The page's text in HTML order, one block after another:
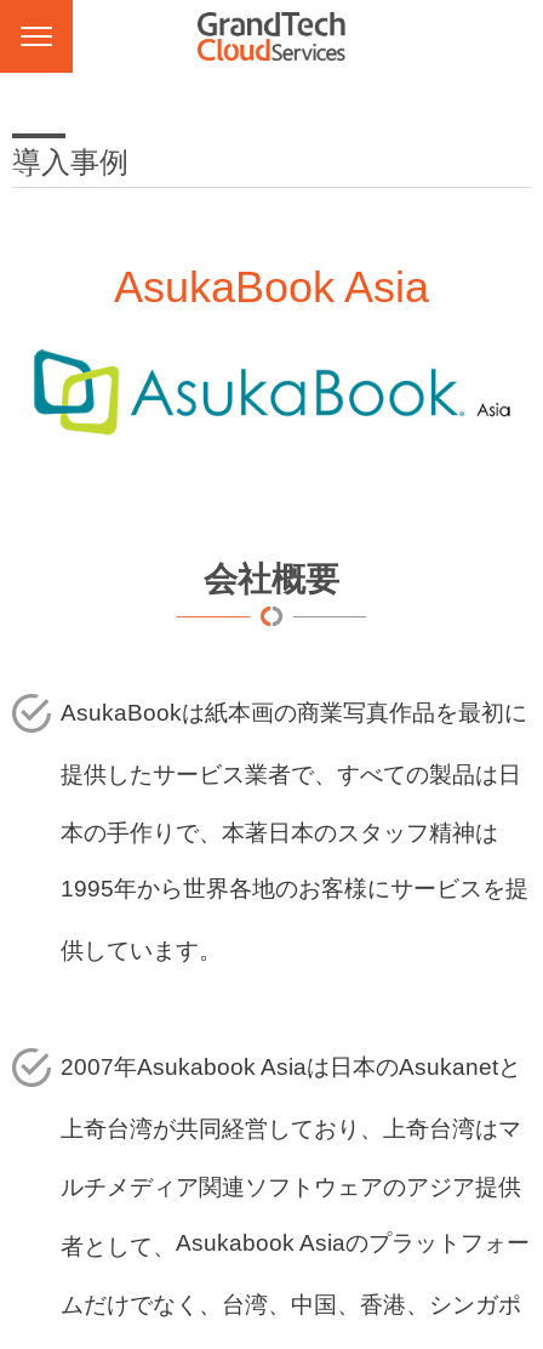
導入事例
AsukaBook Asia
会社概要
AsukaBookは紙本画の商業写真作品を最初に
提供したサービス業者で、すべての製品は日
本の手作りで、本著日本のスタッフ精神は
1995年から世界各地のお客様にサービスを提
供しています。
2007年Asukabook Asiaは日本のAsukanetと
上奇台湾が共同経営しており、上奇台湾はマ
ルチメディア関連ソフトウェアのアジア提供
者として、 Asukabook Asiaのプラットフォー
ムだけでなく、台湾、中国、香港、シンガポ